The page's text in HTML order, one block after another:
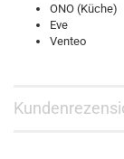
ONO (Küche)
Eve
Venteo